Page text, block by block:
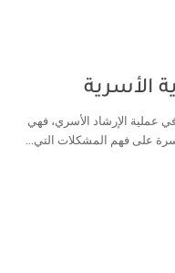
الأسرية
عملية الإرشاد الأسري، فهي
على فهم المشكلات التي...